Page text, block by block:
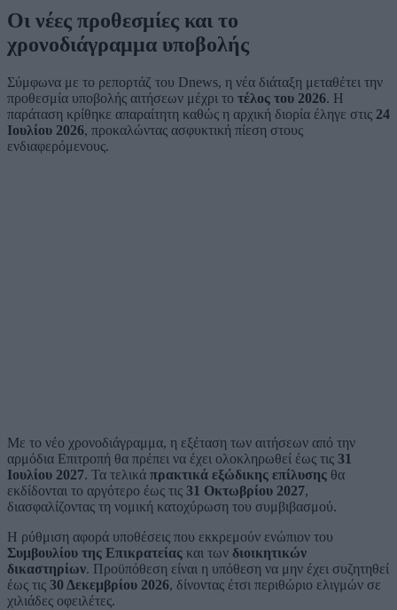
Οι νέες προθεσμίες και το
χρονοδιάγραμμα υποβολής
Σύμφωνα με το ρεπορτάζ του Dnews, η νέα διάταξη μεταθέτει την
προθεσμία υποβολής αιτήσεων μέχρι το τέλος του 2026. Η
παράταση κρίθηκε απαραίτητη καθώς η αρχική διορία έληγε στις 24
Ιουλίου 2026, προκαλώντας ασφυκτική πίεση στους
ενδιαφερόμενους.
Με το νέο χρονοδιάγραμμα, η εξέταση των αιτήσεων από την
αρμόδια Επιτροπή θα πρέπει να έχει ολοκληρωθεί έως τις 31
Ιουλίου 2027. Τα τελικά πρακτικά εξώδικης επίλυσης θα
εκδίδονται το αργότερο έως τις 31 Οκτωβρίου 2027,
διασφαλίζοντας τη νομική κατοχύρωση του συμβιβασμού.
Η ρύθμιση αφορά υποθέσεις που εκκρεμούν ενώπιον του
Συμβουλίου της Επικρατείας και των διοικητικών
δικαστηρίων. Προϋπόθεση είναι η υπόθεση να μην έχει συζητηθεί
έως τις 30 Δεκεμβρίου 2026, δίνοντας έτσι περιθώριο ελιγμών σε
χιλιάδες οφειλέτες.